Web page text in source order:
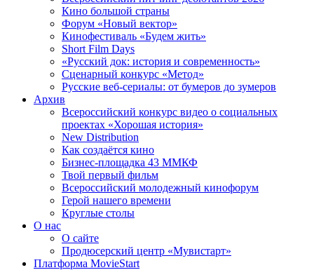
Кино большой страны
Форум «Новый вектор»
Кинофестиваль «Будем жить»
Short Film Days
«Русский док: история и современность»
Сценарный конкурс «Метод»
Русские веб-сериалы: от бумеров до зумеров
Архив
Всероссийский конкурс видео о социальных
проектах «Хорошая история»
New Distribution
Как создаётся кино
Бизнес-площадка 43 ММКФ
Твой первый фильм
Всероссийский молодежный кинофорум
Герой нашего времени
Круглые столы
О нас
О сайте
Продюсерский центр «Мувистарт»
Платформа MovieStart